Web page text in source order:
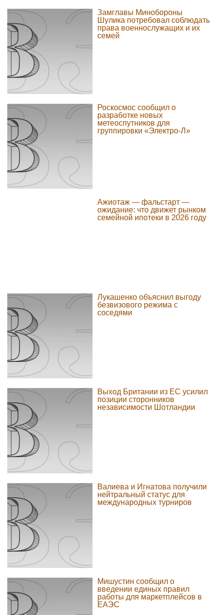
Замглавы Минобороны
Шулика потребовал соблюдать
права военнослужащих и их
семей
Роскосмос сообщил о
разработке новых
метеоспутников для
группировки «Электро-Л»
Ажиотаж — фальстарт —
ожидание: что движет рынком
семейной ипотеки в 2026 году
Лукашенко объяснил выгоду
безвизового режима с
соседями
Выход Британии из ЕС усилил
позиции сторонников
независимости Шотландии
Валиева и Игнатова получили
нейтральный статус для
международных турниров
Мишустин сообщил о
введении единых правил
работы для маркетплейсов в
ЕАЭС